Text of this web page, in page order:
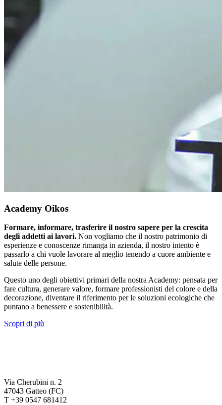
Academy Oikos
Formare, informare, trasferire il nostro sapere per la crescita
degli addetti ai lavori. Non vogliamo che il nostro patrimonio di
esperienze e conoscenze rimanga in azienda, il nostro intento è
passarlo a chi vuole lavorare al meglio tenendo a cuore ambiente e
salute delle persone.
Questo uno degli obiettivi primari della nostra Academy: pensata per
fare cultura, generare valore, formare professionisti del colore e della
decorazione, diventare il riferimento per le soluzioni ecologiche che
puntano a benessere e sostenibilità.
Scopri di più
Via Cherubini n. 2
47043 Gatteo (FC)
T +39 0547 681412